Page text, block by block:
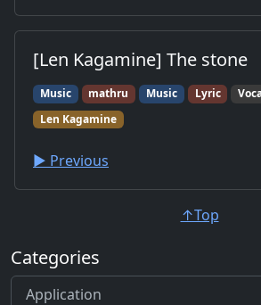
[Len Kagamine] The stone
Music mathru Music Lyric
Len Kagamine
▶︎ Previous
↑Top
Categories
Application